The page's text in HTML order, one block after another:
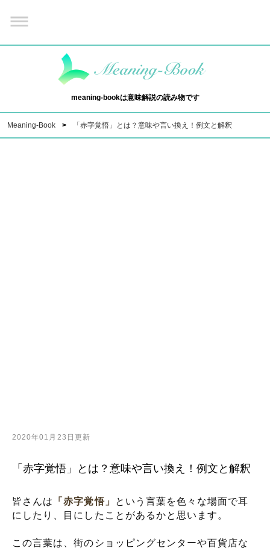
meaning-bookは意味解説の読み物です
Meaning-Book 「赤字覚悟」とは？意味や言い換え！例文と解釈
2020年01月23日更新
「赤字覚悟」とは？意味や言い換え！例文と解釈
皆さんは 「赤字覚悟」
という言葉を色々な場面で耳
にしたり、目にしたことがあるかと思います。
この言葉は、街のショッピングセンターや百貨店な